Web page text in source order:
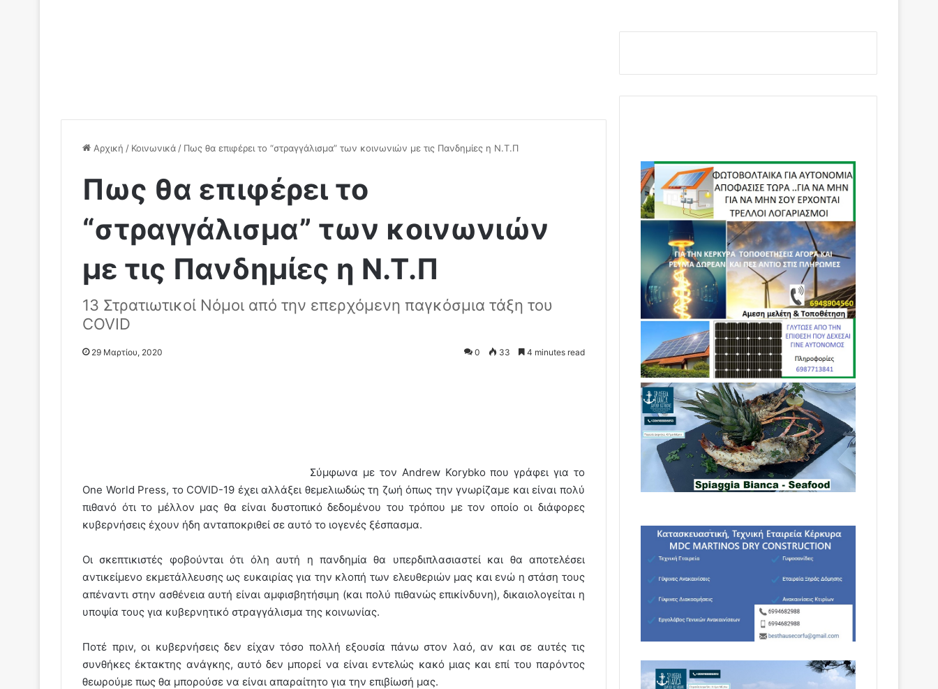
Αρχική / Κοινωνικά / Πως θα επιφέρει το “στραγγάλισμα” των κοινωνιών με τις Πανδημίες η Ν.Τ.Π
Πως θα επιφέρει το
“στραγγάλισμα” των κοινωνιών
με τις Πανδημίες η Ν.Τ.Π
13 Στρατιωτικοί Νόμοι από την επερχόμενη παγκόσμια τάξη του
COVID
29 Μαρτίου, 2020 0 33 4 minutes read
Σύμφωνα με τον Andrew Korybko που γράφει για το
One World Press, το COVID-19 έχει αλλάξει θεμελιωδώς τη ζωή όπως την γνωρίζαμε και είναι πολύ
πιθανό ότι το μέλλον μας θα είναι δυστοπικό δεδομένου του τρόπου με τον οποίο οι διάφορες
κυβερνήσεις έχουν ήδη ανταποκριθεί σε αυτό το ιογενές ξέσπασμα.
Οι σκεπτικιστές φοβούνται ότι όλη αυτή η πανδημία θα υπερδιπλασιαστεί και θα αποτελέσει
αντικείμενο εκμετάλλευσης ως ευκαιρίας για την κλοπή των ελευθεριών μας και ενώ η στάση τους
απέναντι στην ασθένεια αυτή είναι αμφισβητήσιμη (και πολύ πιθανώς επικίνδυνη), δικαιολογείται η
υποψία τους για κυβερνητικό στραγγάλισμα της κοινωνίας.
Ποτέ πριν, οι κυβερνήσεις δεν είχαν τόσο πολλή εξουσία πάνω στον λαό, αν και σε αυτές τις
συνθήκες έκτακτης ανάγκης, αυτό δεν μπορεί να είναι εντελώς κακό μιας και επί του παρόντος
θεωρούμε πως θα μπορούσε να είναι απαραίτητο για την επιβίωσή μας.